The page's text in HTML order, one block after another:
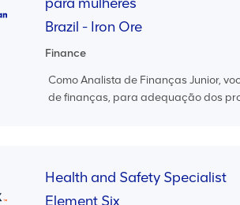
Brazil - Iron Ore
Finance
Como Analista de Finanças Junior,
de finanças, para adequação dos
Health and Safety Specialist
Element Six